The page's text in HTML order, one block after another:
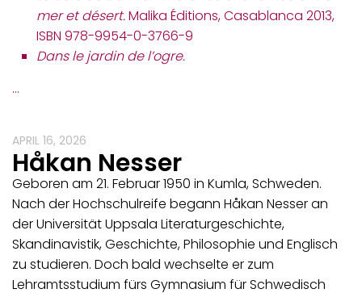
mer et désert.Malika Éditions, Casablanca 2013,
ISBN 978-9954-0-3766-9
Dans le jardin de l’ogre.
…
APRIL 16, 2026
Håkan Nesser
Geboren am 21. Februar 1950 in Kumla, Schweden.
Nach der Hochschulreife begann Håkan Nesser an
der Universität Uppsala Literaturgeschichte,
Skandinavistik, Geschichte, Philosophie und Englisch
zu studieren. Doch bald wechselte er zum
Lehramtsstudium fürs Gymnasium für Schwedisch